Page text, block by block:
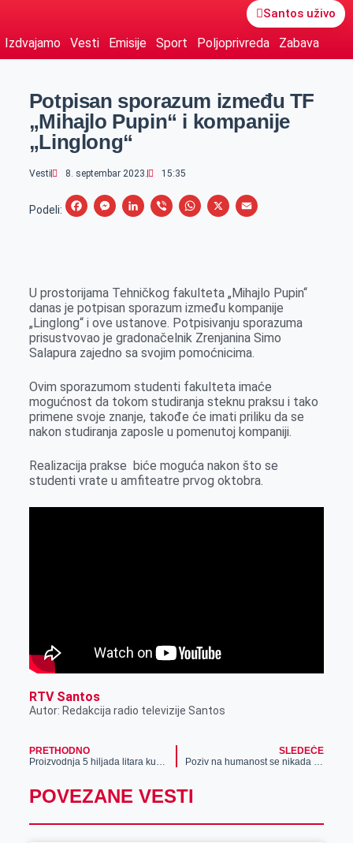
Santos uživo
Izdvajamo Vesti Emisije Sport Poljoprivreda Zabava
Potpisan sporazum između TF
„Mihajlo Pupin“ i kompanije
„Linglong“
Vesti 8. septembar 2023. 15:35
Podeli:
F
b
o
o
k
M
e
n
g
e
r
L
e
d
I
n
V
r
W
s
A
p
p
X
E
l
U prostorijama Tehničkog fakulteta „Mihajlo Pupin“
danas je potpisan sporazum između kompanije
„Linglong“ i ove ustanove. Potpisivanju sporazuma
prisustvovao je gradonačelnik Zrenjanina Simo
Salapura zajedno sa svojim pomoćnicima.
Ovim sporazumom studenti fakulteta imaće
mogućnost da tokom studiranja steknu praksu i tako
primene svoje znanje, takođe će imati priliku da se
nakon studiranja zaposle u pomenutoj kompaniji.
Realizacija prakse biće moguća nakon što se
studenti vrate u amfiteatre prvog oktobra.
RTV Santos
Autor: Redakcija radio televizije Santos
PRETHODNO
SLEDEĆE
POVEZANE VESTI